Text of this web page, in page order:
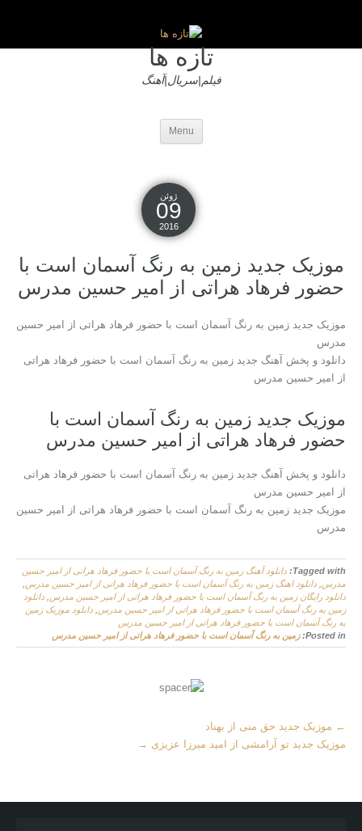
تازه ها
فیلم|سریال|آهنگ
Menu
ژوئن
09
2016
موزیک جدید زمین به رنگ آسمان است با
حضور فرهاد هراتی از امیر حسین مدرس
موزیک جدید زمین به رنگ آسمان است با حضور فرهاد هراتی از امیر حسین
مدرس
دانلود و پخش آهنگ جدید زمین به رنگ آسمان است با حضور فرهاد هراتی
از امیر حسین مدرس
موزیک جدید زمین به رنگ آسمان است با
حضور فرهاد هراتی از امیر حسین مدرس
دانلود و پخش آهنگ جدید زمین به رنگ آسمان است با حضور فرهاد هراتی
از امیر حسین مدرس
موزیک جدید زمین به رنگ آسمان است با حضور فرهاد هراتی از امیر حسین
مدرس
Tagged with:
دانلود آهنگ زمین به رنگ آسمان است با حضور فرهاد هراتی از امیر حسین
مدرس دانلود اهنگ زمین به رنگ آسمان است با حضور فرهاد هراتی از امیر حسین مدرس
دانلود رایگان زمین به رنگ آسمان است با حضور فرهاد هراتی از امیر حسین مدرس دانلود
زمین به رنگ آسمان است با حضور فرهاد هراتی از امیر حسین مدرس دانلود موزیک زمین
به رنگ آسمان است با حضور فرهاد هراتی از امیر حسین مدرس
Posted in: زمین به رنگ آسمان است با حضور فرهاد هراتی از امیر حسین مدرس
More
Articles
← موزیک جدید حق منی از بهناد
موزیک جدید تو آرامشی از امید میرزا عزیزی →